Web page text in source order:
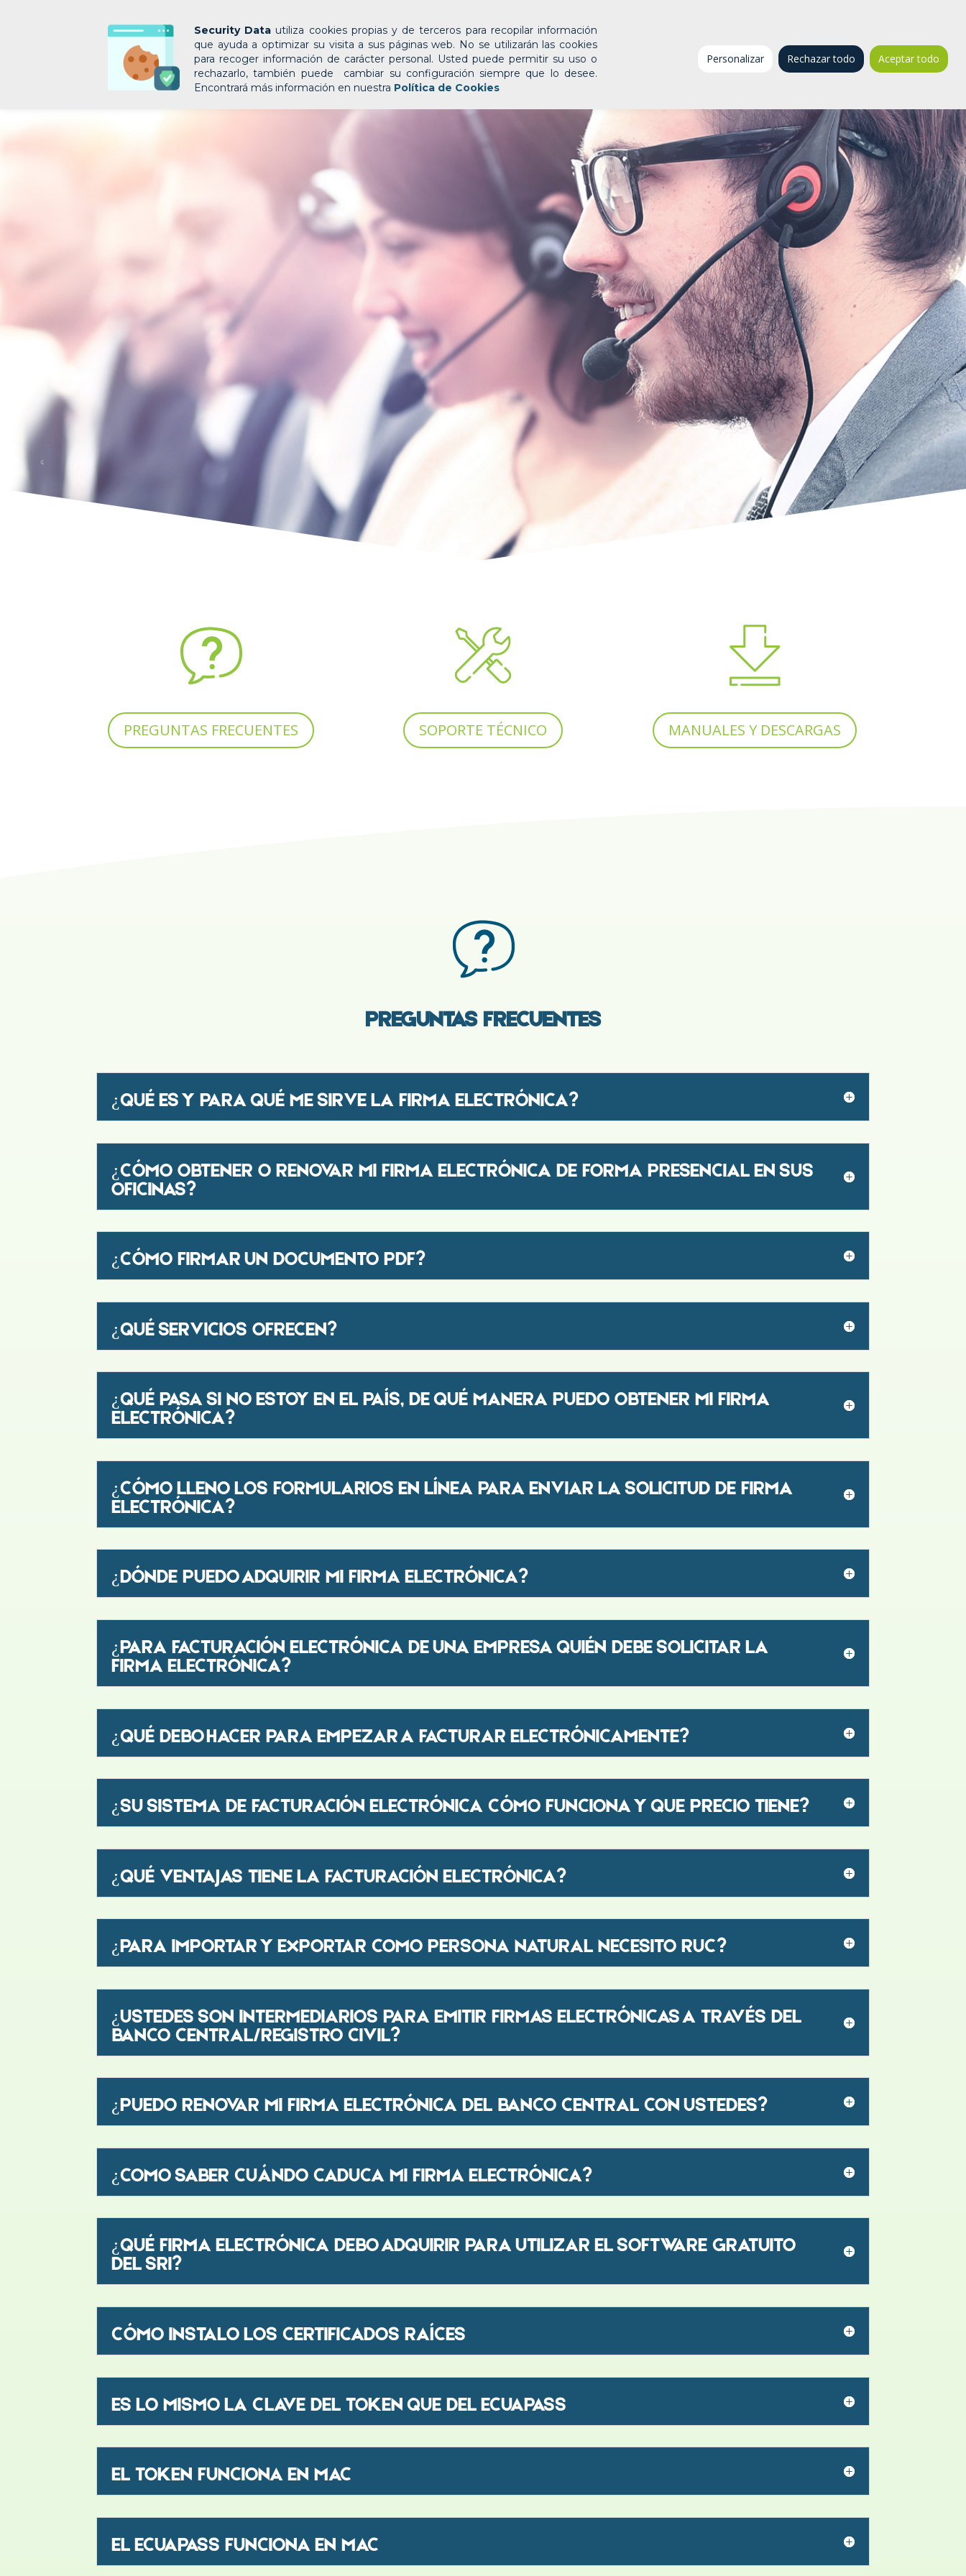
Security Data utiliza cookies propias y de terceros para recopilar información
que ayuda a optimizar su visita a sus páginas web. No se utilizarán las cookies
para recoger información de carácter personal. Usted puede permitir su uso o
rechazarlo, también puede cambiar su configuración siempre que lo desee.
Encontrará más información en nuestra Política de Cookies
Personalizar Rechazar todo Aceptar todo
Inicio Firma Electronica Facturación Electrónica Soluciones Empresas
PREGUNTAS FRECUENTES SOPORTE TÉCNICO MANUALES Y DESCARGAS
PREGUNTAS FRECUENTES
¿QUÉ ES Y PARA QUÉ ME SIRVE LA FIRMA ELECTRÓNICA?
¿CÓMO OBTENER O RENOVAR MI FIRMA ELECTRÓNICA DE FORMA PRESENCIAL EN SUS
OFICINAS?
¿CÓMO FIRMAR UN DOCUMENTO PDF?
¿QUÉ SERVICIOS OFRECEN?
¿QUÉ PASA SI NO ESTOY EN EL PAÍS, DE QUÉ MANERA PUEDO OBTENER MI FIRMA
ELECTRÓNICA?
¿CÓMO LLENO LOS FORMULARIOS EN LÍNEA PARA ENVIAR LA SOLICITUD DE FIRMA
ELECTRÓNICA?
¿DÓNDE PUEDO ADQUIRIR MI FIRMA ELECTRÓNICA?
¿PARA FACTURACIÓN ELECTRÓNICA DE UNA EMPRESA QUIÉN DEBE SOLICITAR LA
FIRMA ELECTRÓNICA?
¿QUÉ DEBO HACER PARA EMPEZAR A FACTURAR ELECTRÓNICAMENTE?
¿SU SISTEMA DE FACTURACIÓN ELECTRÓNICA CÓMO FUNCIONA Y QUE PRECIO TIENE?
¿QUÉ VENTAJAS TIENE LA FACTURACIÓN ELECTRÓNICA?
¿PARA IMPORTAR Y EXPORTAR COMO PERSONA NATURAL NECESITO RUC?
¿USTEDES SON INTERMEDIARIOS PARA EMITIR FIRMAS ELECTRÓNICAS A TRAVÉS DEL
BANCO CENTRAL/REGISTRO CIVIL?
¿PUEDO RENOVAR MI FIRMA ELECTRÓNICA DEL BANCO CENTRAL CON USTEDES?
¿COMO SABER CUÁNDO CADUCA MI FIRMA ELECTRÓNICA?
¿QUÉ FIRMA ELECTRÓNICA DEBO ADQUIRIR PARA UTILIZAR EL SOFTWARE GRATUITO
DEL SRI?
CÓMO INSTALO LOS CERTIFICADOS RAÍCES
ES LO MISMO LA CLAVE DEL TOKEN QUE DEL ECUAPASS
EL TOKEN FUNCIONA EN MAC
EL ECUAPASS FUNCIONA EN MAC